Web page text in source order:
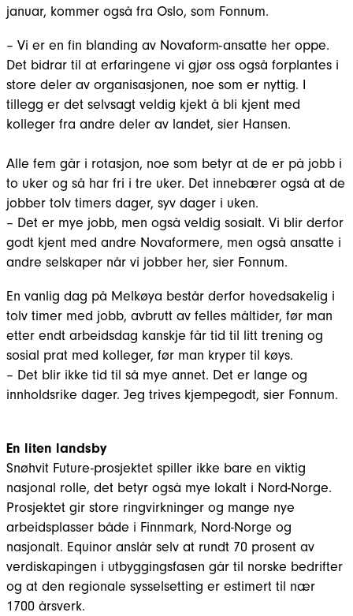
januar, kommer også fra Oslo, som Fonnum.
– Vi er en fin blanding av Novaform-ansatte her oppe.
Det bidrar til at erfaringene vi gjør oss også forplantes i
store deler av organisasjonen, noe som er nyttig. I
tillegg er det selvsagt veldig kjekt å bli kjent med
kolleger fra andre deler av landet, sier Hansen.
Alle fem går i rotasjon, noe som betyr at de er på jobb i
to uker og så har fri i tre uker. Det innebærer også at de
jobber tolv timers dager, syv dager i uken.
– Det er mye jobb, men også veldig sosialt. Vi blir derfor
godt kjent med andre Novaformere, men også ansatte i
andre selskaper når vi jobber her, sier Fonnum.
En vanlig dag på Melkøya består derfor hovedsakelig i
tolv timer med jobb, avbrutt av felles måltider, før man
etter endt arbeidsdag kanskje får tid til litt trening og
sosial prat med kolleger, før man kryper til køys.
– Det blir ikke tid til så mye annet. Det er lange og
innholdsrike dager. Jeg trives kjempegodt, sier Fonnum.
En liten landsby
Snøhvit Future-prosjektet spiller ikke bare en viktig
nasjonal rolle, det betyr også mye lokalt i Nord-Norge.
Prosjektet gir store ringvirkninger og mange nye
arbeidsplasser både i Finnmark, Nord-Norge og
nasjonalt. Equinor anslår selv at rundt 70 prosent av
verdiskapingen i utbyggingsfasen går til norske bedrifter
og at den regionale sysselsetting er estimert til nær
1700 årsverk.